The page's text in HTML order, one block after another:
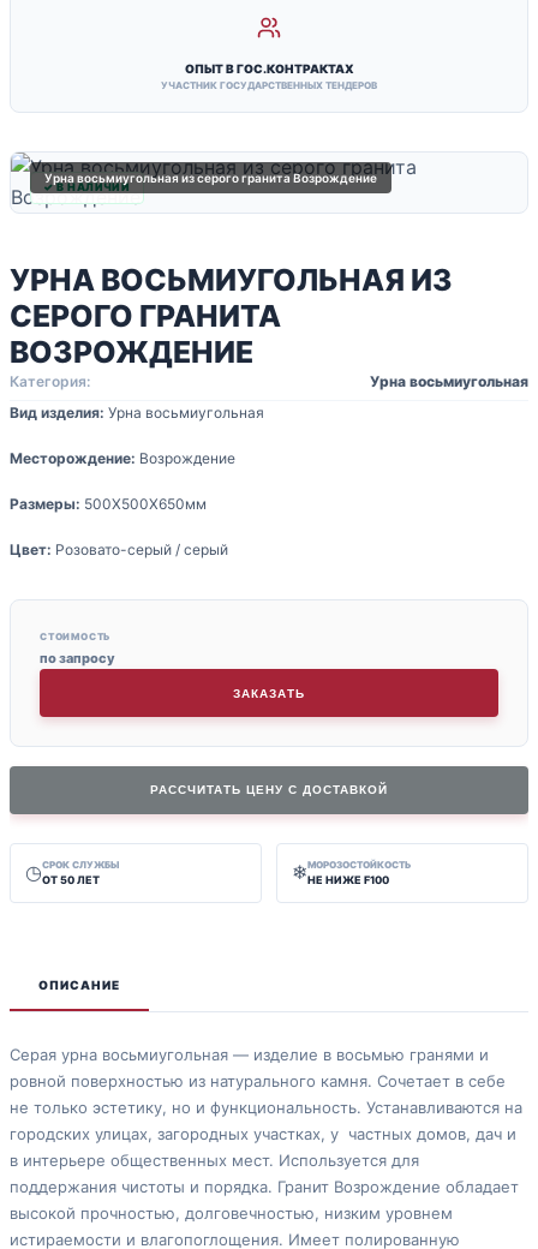
ОПЫТ В ГОС.КОНТРАКТАХ
УЧАСТНИК ГОСУДАРСТВЕННЫХ ТЕНДЕРОВ
✓ В НАЛИЧИИ
Урна восьмиугольная из серого гранита Возрождение
УРНА ВОСЬМИУГОЛЬНАЯ ИЗ
СЕРОГО ГРАНИТА
ВОЗРОЖДЕНИЕ
Категория:
Урна восьмиугольная
Вид изделия: Урна восьмиугольная
Месторождение: Возрождение
Размеры: 500Х500Х650мм
Цвет: Розовато-серый / серый
СТОИМОСТЬ
по запросу
ЗАКАЗАТЬ
РАССЧИТАТЬ ЦЕНУ С ДОСТАВКОЙ
◷СРОК СЛУЖБЫ
ОТ 50 ЛЕТ ❄МОРОЗОСТОЙКОСТЬ
НЕ НИЖЕ F100
ОПИСАНИЕ
Серая урна восьмиугольная — изделие в восьмью гранями и
ровной поверхностью из натурального камня. Сочетает в себе
не только эстетику, но и функциональность. Устанавливаются на
городских улицах, загородных участках, у частных домов, дач и
в интерьере общественных мест. Используется для
поддержания чистоты и порядка. Гранит Возрождение обладает
высокой прочностью, долговечностью, низким уровнем
истираемости и влагопоглощения. Имеет полированную